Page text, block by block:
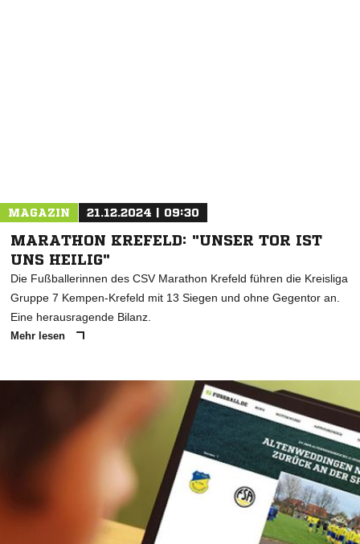
MAGAZIN 21.12.2024 | 09:30
MARATHON KREFELD: "UNSER TOR IST
UNS HEILIG"
Die Fußballerinnen des CSV Marathon Krefeld führen die Kreisliga
Gruppe 7 Kempen-Krefeld mit 13 Siegen und ohne Gegentor an.
Eine herausragende Bilanz.
Mehr lesen